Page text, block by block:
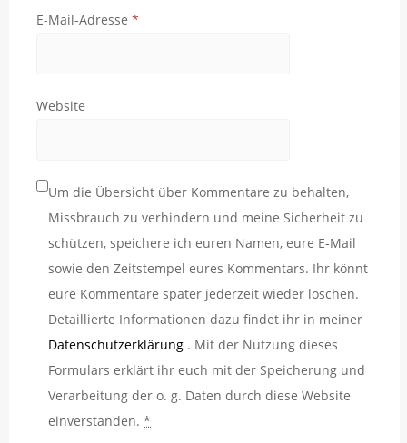
E-Mail-Adresse *
Website
Um die Übersicht über Kommentare zu behalten,
Missbrauch zu verhindern und meine Sicherheit zu
schützen, speichere ich euren Namen, eure E-Mail
sowie den Zeitstempel eures Kommentars. Ihr könnt
eure Kommentare später jederzeit wieder löschen.
Detaillierte Informationen dazu findet ihr in meiner
Datenschutzerklärung . Mit der Nutzung dieses
Formulars erklärt ihr euch mit der Speicherung und
Verarbeitung der o. g. Daten durch diese Website
einverstanden. *